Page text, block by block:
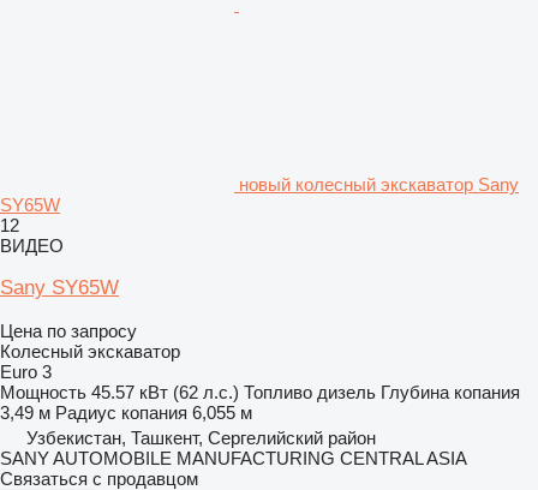
новый колесный экскаватор Sany
SY65W
12
ВИДЕО
Sany SY65W
Цена по запросу
Колесный экскаватор
Euro 3
Мощность 45.57 кВт (62 л.с.) Топливо дизель Глубина копания
3,49 м Радиус копания 6,055 м
Узбекистан, Ташкент, Сергелийский район
SANY AUTOMOBILE MANUFACTURING CENTRAL ASIA
Связаться с продавцом